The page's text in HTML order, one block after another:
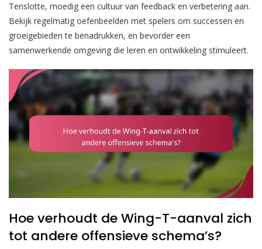
Tenslotte, moedig een cultuur van feedback en verbetering aan.
Bekijk regelmatig oefenbeelden met spelers om successen en
groeigebieden te benadrukken, en bevorder een
samenwerkende omgeving die leren en ontwikkeling stimuleert.
Hoe verhoudt de Wing-T-aanval zich
tot andere offensieve schema’s?